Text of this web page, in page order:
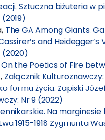
Sztuczna biżuteria w
The GA Among Giants.
and Heidegger’s
(2020)
On the Poetics of Fire
, Załącznik
forma życia. Zapiski
Nr 9 (2022)
Na marginesie
1915-1918 Zygmunta